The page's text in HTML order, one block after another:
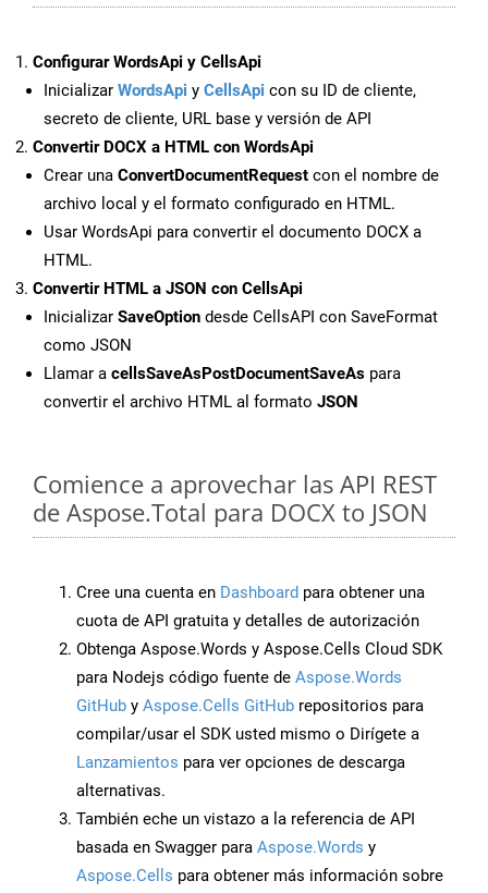
Configurar WordsApi y CellsApi
Inicializar WordsApi y CellsApi con su ID de cliente,
secreto de cliente, URL base y versión de API
Convertir DOCX a HTML con WordsApi
Crear una ConvertDocumentRequest con el nombre de
archivo local y el formato configurado en HTML.
Usar WordsApi para convertir el documento DOCX a
HTML.
Convertir HTML a JSON con CellsApi
Inicializar SaveOption desde CellsAPI con SaveFormat
como JSON
Llamar a cellsSaveAsPostDocumentSaveAs para
convertir el archivo HTML al formato JSON
Comience a aprovechar las API REST
de Aspose.Total para DOCX to JSON
Cree una cuenta en Dashboard para obtener una
cuota de API gratuita y detalles de autorización
Obtenga Aspose.Words y Aspose.Cells Cloud SDK
para Nodejs código fuente de Aspose.Words
GitHub y Aspose.Cells GitHub repositorios para
compilar/usar el SDK usted mismo o Dirígete a
Lanzamientos para ver opciones de descarga
alternativas.
También eche un vistazo a la referencia de API
basada en Swagger para Aspose.Words y
Aspose.Cells para obtener más información sobre